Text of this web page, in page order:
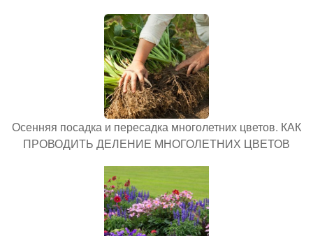
Осенняя посадка и пересадка многолетних цветов. КАК
ПРОВОДИТЬ ДЕЛЕНИЕ МНОГОЛЕТНИХ ЦВЕТОВ